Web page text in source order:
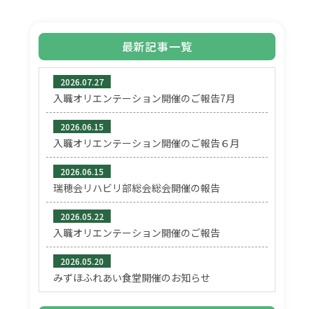
最新記事一覧
2026.07.27
入職オリエンテーション開催のご報告7月
2026.06.15
入職オリエンテーション開催のご報告６月
2026.06.15
瑞穂会リハビリ部総会総会開催の報告
2026.05.22
入職オリエンテーション開催のご報告
2026.05.20
みずほふれあい食堂開催のお知らせ